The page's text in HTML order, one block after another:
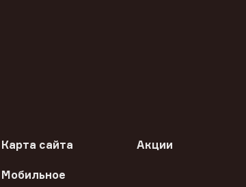
Карта сайта Акции
Мобильное